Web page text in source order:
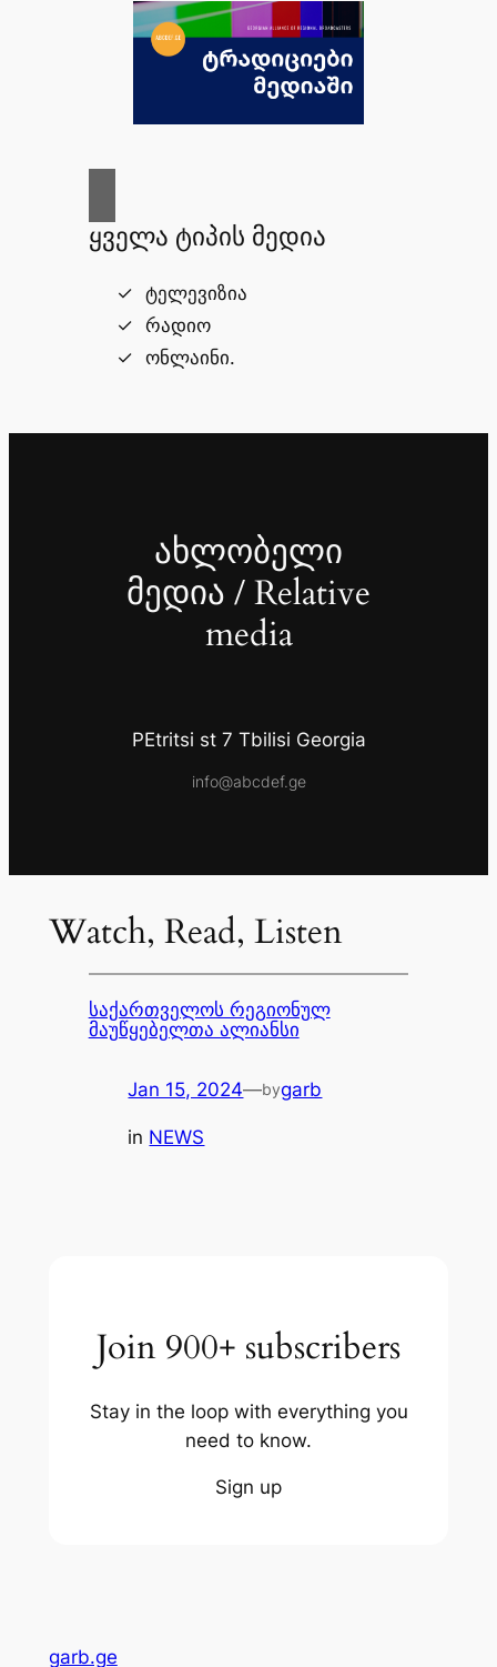
ყველა ტიპის მედია
ტელევიზია
რადიო
ონლაინი.
ახლობელი
მედია / Relative
media
PEtritsi st 7 Tbilisi Georgia
info@abcdef.ge
Watch, Read, Listen
საქართველოს რეგიონულ
მაუწყებელთა ალიანსი
Jan 15, 2024—bygarb
in NEWS
Join 900+ subscribers
Stay in the loop with everything you
need to know.
Sign up
garb.ge